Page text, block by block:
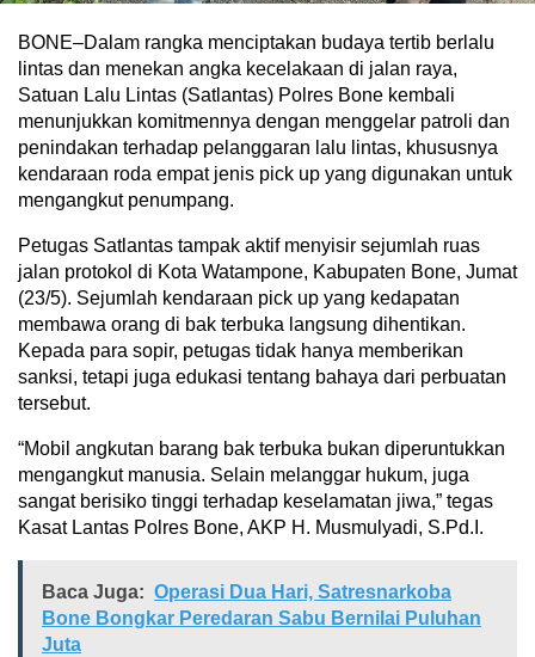
BONE–Dalam rangka menciptakan budaya tertib berlalu
lintas dan menekan angka kecelakaan di jalan raya,
Satuan Lalu Lintas (Satlantas) Polres Bone kembali
menunjukkan komitmennya dengan menggelar patroli dan
penindakan terhadap pelanggaran lalu lintas, khususnya
kendaraan roda empat jenis pick up yang digunakan untuk
mengangkut penumpang.
Petugas Satlantas tampak aktif menyisir sejumlah ruas
jalan protokol di Kota Watampone, Kabupaten Bone, Jumat
(23/5). Sejumlah kendaraan pick up yang kedapatan
membawa orang di bak terbuka langsung dihentikan.
Kepada para sopir, petugas tidak hanya memberikan
sanksi, tetapi juga edukasi tentang bahaya dari perbuatan
tersebut.
“Mobil angkutan barang bak terbuka bukan diperuntukkan
mengangkut manusia. Selain melanggar hukum, juga
sangat berisiko tinggi terhadap keselamatan jiwa,” tegas
Kasat Lantas Polres Bone, AKP H. Musmulyadi, S.Pd.I.
Baca Juga: Operasi Dua Hari, Satresnarkoba
Bone Bongkar Peredaran Sabu Bernilai Puluhan
Juta